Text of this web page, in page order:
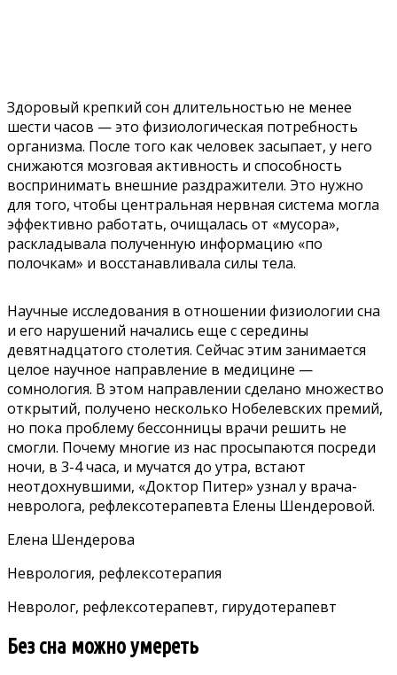
Здоровый крепкий сон длительностью не менее
шести часов — это физиологическая потребность
организма. После того как человек засыпает, у него
снижаются мозговая активность и способность
воспринимать внешние раздражители. Это нужно
для того, чтобы центральная нервная система могла
эффективно работать, очищалась от «мусора»,
раскладывала полученную информацию «по
полочкам» и восстанавливала силы тела.
Научные исследования в отношении физиологии сна
и его нарушений начались еще с середины
девятнадцатого столетия. Сейчас этим занимается
целое научное направление в медицине —
сомнология. В этом направлении сделано множество
открытий, получено несколько Нобелевских премий,
но пока проблему бессонницы врачи решить не
смогли. Почему многие из нас просыпаются посреди
ночи, в 3-4 часа, и мучатся до утра, встают
неотдохнувшими, «Доктор Питер» узнал у врача-
невролога, рефлексотерапевта Елены Шендеровой.
Елена Шендерова
Неврология, рефлексотерапия
Невролог, рефлексотерапевт, гирудотерапевт
Без сна можно умереть